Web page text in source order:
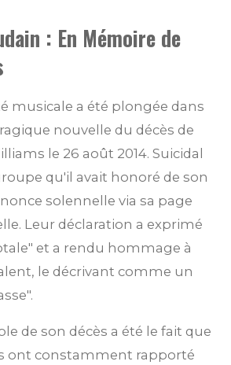
: En Mémoire de
musicale a été plongée dans
nouvelle du décès de
le 26 août 2014. Suicidal
qu'il avait honoré de son
solennelle via sa page
Leur déclaration a exprimé
et a rendu hommage à
le décrivant comme un
de son décès a été le fait que
ont constamment rapporté